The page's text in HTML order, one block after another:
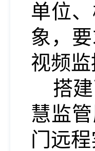
单位、
象，
视频
搭
慧监
门远